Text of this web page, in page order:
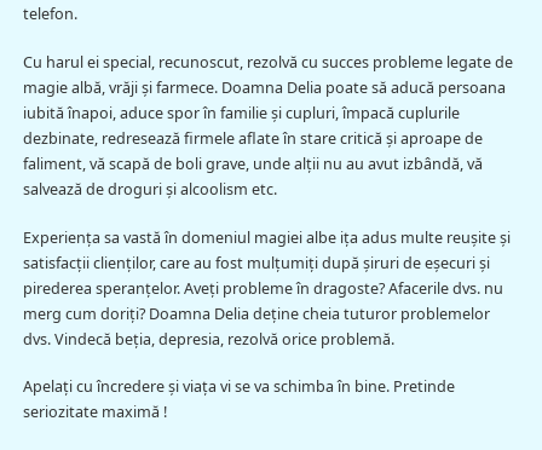
telefon.
Cu harul ei special, recunoscut, rezolvă cu succes probleme legate de
magie albă, vrăji şi farmece. Doamna Delia poate să aducă persoana
iubită înapoi, aduce spor în familie şi cupluri, împacă cuplurile
dezbinate, redresează firmele aflate în stare critică şi aproape de
faliment, vă scapă de boli grave, unde alţii nu au avut izbândă, vă
salvează de droguri şi alcoolism etc.
Experienţa sa vastă în domeniul magiei albe iţa adus multe reuşite şi
satisfacţii clienţilor, care au fost mulţumiţi după şiruri de eşecuri şi
pirederea speranţelor. Aveţi probleme în dragoste? Afacerile dvs. nu
merg cum doriţi? Doamna Delia deţine cheia tuturor problemelor
dvs. Vindecă beţia, depresia, rezolvă orice problemă.
Apelaţi cu încredere şi viaţa vi se va schimba în bine. Pretinde
seriozitate maximă !